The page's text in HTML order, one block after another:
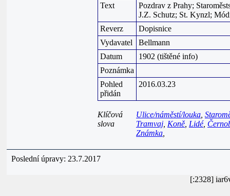
Text
Pozdrav z Prahy;
J.Z. Schutz; St. Kynzl;
Reverz
Dopisnice
Vydavatel
Bellmann
Datum
1902 (tištěné info)
Poznámka
Pohled
přidán
2016.03.23
Klíčová
slova
Ulice/náměstí/louka
Tramvaj Koně Lidé,
Známka
Poslední úpravy: 23.7.2017
[:2328]